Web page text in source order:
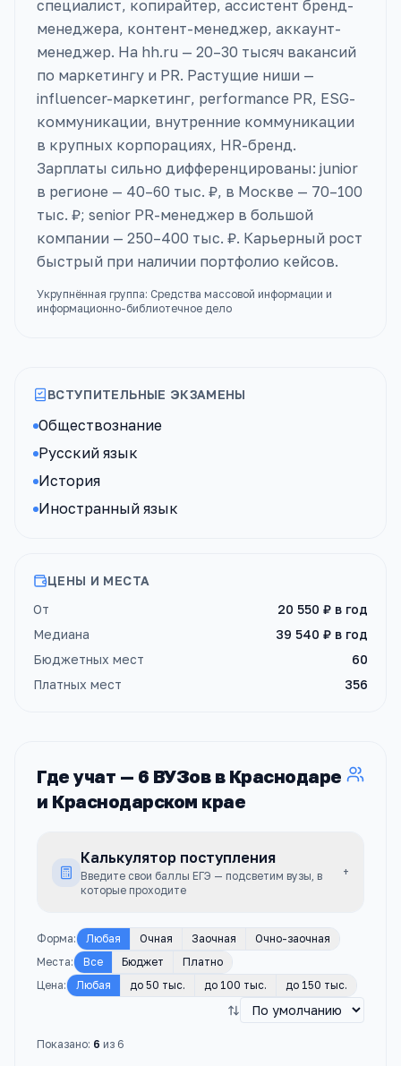
специалист, копирайтер, ассистент бренд-
менеджера, контент-менеджер, аккаунт-
менеджер. На hh.ru — 20–30 тысяч вакансий
по маркетингу и PR. Растущие ниши —
influencer-маркетинг, performance PR, ESG-
коммуникации, внутренние коммуникации
в крупных корпорациях, HR-бренд.
Зарплаты сильно дифференцированы: junior
в регионе — 40–60 тыс. ₽, в Москве — 70–100
тыс. ₽; senior PR-менеджер в большой
компании — 250–400 тыс. ₽. Карьерный рост
быстрый при наличии портфолио кейсов.
Укрупнённая группа: Средства массовой информации и
информационно-библиотечное дело
ВСТУПИТЕЛЬНЫЕ ЭКЗАМЕНЫ
Обществознание
Русский язык
История
Иностранный язык
ЦЕНЫ И МЕСТА
От
20 550 ₽ в год
Медиана
39 540 ₽ в год
Бюджетных мест
60
Платных мест
356
Где учат — 6 ВУЗов в Краснодаре
и Краснодарском крае
Калькулятор поступления
Введите свои баллы ЕГЭ — подсветим вузы, в
которые проходите
+
Форма: Любая Очная Заочная
Очно-заочная
Места: Все Бюджет
Платно
Цена: Любая до 50 тыс. до 100 тыс. до 150 тыс.
Показано: 6 из 6